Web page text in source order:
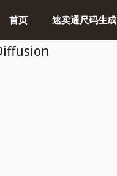
首页 速卖通尺码生成